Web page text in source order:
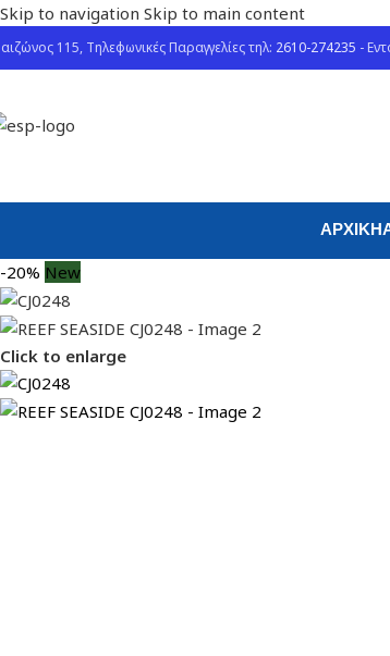
Skip to navigation Skip to main content
115, Τηλεφωνικές Παραγγελίες τηλ: 2610-274235 -
ΑΡΧΙΚΉ
-20% New
Click to enlarge